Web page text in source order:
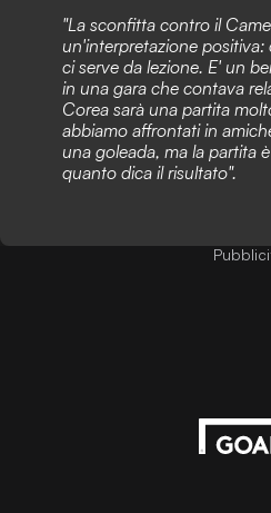
"La sconfitta contro il
un'interpretazione
ci serve da lezione. E' un
in una gara che contava
Corea sarà una partita
abbiamo affrontati in
una goleada, ma la partita
quanto dica il risultato".